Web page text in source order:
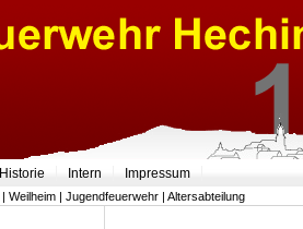
Historie Intern Impressum
| Weilheim | Jugendfeuerwehr | Altersabteilung